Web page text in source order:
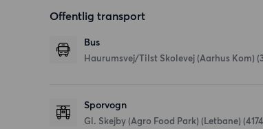
Offentlig transport
Bus
Haurumsvej/Tilst Skolevej (Aarhus Kom)
Sporvogn
Gl. Skejby (Agro Food Park) (Letbane)